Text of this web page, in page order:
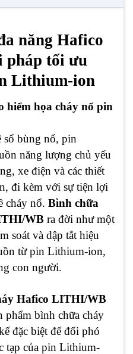
năng Hafico
tối ưu
Lithium-ion
hiểm họa cháy nổ pin
số bùng nổ, pin
năng lượng chủ yếu
xe điện và các thiết
đi kèm với sự tiện lợi
cháy nổ. Bình chữa
WB ra đời như một
soát và dập tắt hiệu
từ pin Lithium-ion,
con người.
Hafico LITHI/WB
phẩm bình chữa cháy
đặc biệt để đối phó
tạp của pin Lithium-